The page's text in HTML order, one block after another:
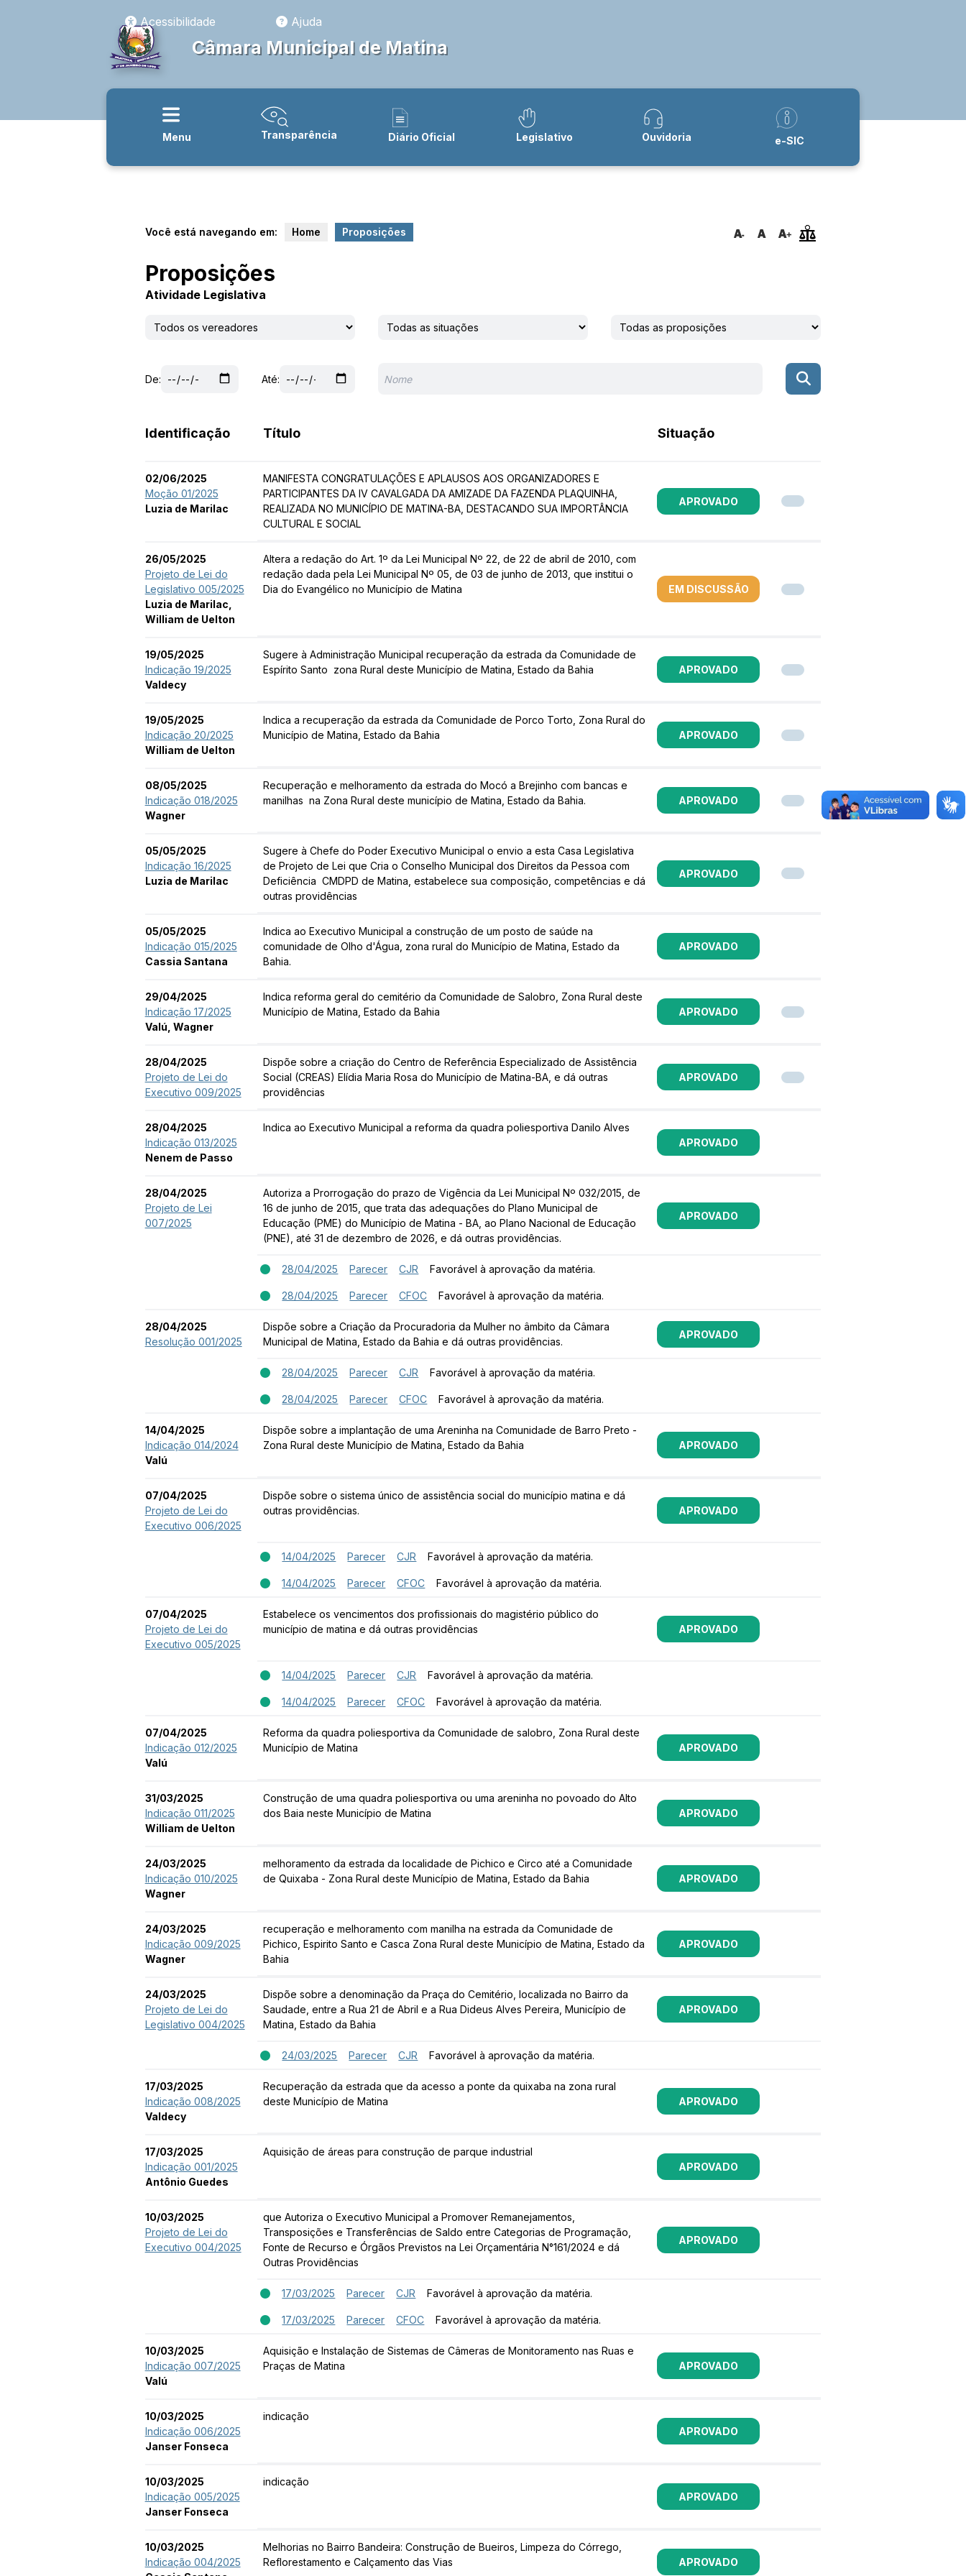
Acessibilidade Ajuda
Câmara Municipal de Matina
Menu Transparência Diário Oficial Legislativo Ouvidoria e-SIC
Você está navegando em: Home Proposições
Proposições
Atividade Legislativa
De: Até:
Identificação Título Situação
02/06/2025
Moção 01/2025
Luzia de Marilac
MANIFESTA CONGRATULAÇÕES E APLAUSOS AOS ORGANIZADORES E
PARTICIPANTES DA IV CAVALGADA DA AMIZADE DA FAZENDA PLAQUINHA,
REALIZADA NO MUNICÍPIO DE MATINA-BA, DESTACANDO SUA IMPORTÂNCIA
CULTURAL E SOCIAL
APROVADO
26/05/2025
Projeto de Lei do
Legislativo 005/2025
Luzia de Marilac,
William de Uelton
Altera a redação do Art. 1º da Lei Municipal Nº 22, de 22 de abril de 2010, com
redação dada pela Lei Municipal Nº 05, de 03 de junho de 2013, que institui o
Dia do Evangélico no Município de Matina
EM DISCUSSÃO
19/05/2025
Indicação 19/2025
Valdecy
Sugere à Administração Municipal recuperação da estrada da Comunidade de
Espírito Santo  zona Rural deste Município de Matina, Estado da Bahia
APROVADO
19/05/2025
Indicação 20/2025
William de Uelton
Indica a recuperação da estrada da Comunidade de Porco Torto, Zona Rural do
Município de Matina, Estado da Bahia
APROVADO
08/05/2025
Indicação 018/2025
Wagner
Recuperação e melhoramento da estrada do Mocó a Brejinho com bancas e
manilhas  na Zona Rural deste município de Matina, Estado da Bahia.
APROVADO
05/05/2025
Indicação 16/2025
Luzia de Marilac
Sugere à Chefe do Poder Executivo Municipal o envio a esta Casa Legislativa
de Projeto de Lei que Cria o Conselho Municipal dos Direitos da Pessoa com
Deficiência  CMDPD de Matina, estabelece sua composição, competências e dá
outras providências
APROVADO
05/05/2025
Indicação 015/2025
Cassia Santana
Indica ao Executivo Municipal a construção de um posto de saúde na
comunidade de Olho d'Água, zona rural do Município de Matina, Estado da
Bahia.
APROVADO
29/04/2025
Indicação 17/2025
Valú, Wagner
Indica reforma geral do cemitério da Comunidade de Salobro, Zona Rural deste
Município de Matina, Estado da Bahia
APROVADO
28/04/2025
Projeto de Lei do
Executivo 009/2025
Dispõe sobre a criação do Centro de Referência Especializado de Assistência
Social (CREAS) Elídia Maria Rosa do Município de Matina-BA, e dá outras
providências
APROVADO
28/04/2025
Indicação 013/2025
Nenem de Passo
Indica ao Executivo Municipal a reforma da quadra poliesportiva Danilo Alves
APROVADO
28/04/2025
Projeto de Lei
007/2025
Autoriza a Prorrogação do prazo de Vigência da Lei Municipal Nº 032/2015, de
16 de junho de 2015, que trata das adequações do Plano Municipal de
Educação (PME) do Município de Matina - BA, ao Plano Nacional de Educação
(PNE), até 31 de dezembro de 2026, e dá outras providências.
APROVADO
28/04/2025 Parecer CJR Favorável à aprovação da matéria.
28/04/2025 Parecer CFOC Favorável à aprovação da matéria.
28/04/2025
Resolução 001/2025
Dispõe sobre a Criação da Procuradoria da Mulher no âmbito da Câmara
Municipal de Matina, Estado da Bahia e dá outras providências.
APROVADO
28/04/2025 Parecer CJR Favorável à aprovação da matéria.
28/04/2025 Parecer CFOC Favorável à aprovação da matéria.
14/04/2025
Indicação 014/2024
Valú
Dispõe sobre a implantação de uma Areninha na Comunidade de Barro Preto -
Zona Rural deste Município de Matina, Estado da Bahia
APROVADO
07/04/2025
Projeto de Lei do
Executivo 006/2025
Dispõe sobre o sistema único de assistência social do município matina e dá
outras providências.
APROVADO
14/04/2025 Parecer CJR Favorável à aprovação da matéria.
14/04/2025 Parecer CFOC Favorável à aprovação da matéria.
07/04/2025
Projeto de Lei do
Executivo 005/2025
Estabelece os vencimentos dos profissionais do magistério público do
município de matina e dá outras providências
APROVADO
14/04/2025 Parecer CJR Favorável à aprovação da matéria.
14/04/2025 Parecer CFOC Favorável à aprovação da matéria.
07/04/2025
Indicação 012/2025
Valú
Reforma da quadra poliesportiva da Comunidade de salobro, Zona Rural deste
Município de Matina
APROVADO
31/03/2025
Indicação 011/2025
William de Uelton
Construção de uma quadra poliesportiva ou uma areninha no povoado do Alto
dos Baia neste Município de Matina
APROVADO
24/03/2025
Indicação 010/2025
Wagner
melhoramento da estrada da localidade de Pichico e Circo até a Comunidade
de Quixaba - Zona Rural deste Município de Matina, Estado da Bahia
APROVADO
24/03/2025
Indicação 009/2025
Wagner
recuperação e melhoramento com manilha na estrada da Comunidade de
Pichico, Espirito Santo e Casca Zona Rural deste Município de Matina, Estado da
Bahia
APROVADO
24/03/2025
Projeto de Lei do
Legislativo 004/2025
Dispõe sobre a denominação da Praça do Cemitério, localizada no Bairro da
Saudade, entre a Rua 21 de Abril e a Rua Dideus Alves Pereira, Município de
Matina, Estado da Bahia
APROVADO
24/03/2025 Parecer CJR Favorável à aprovação da matéria.
17/03/2025
Indicação 008/2025
Valdecy
Recuperação da estrada que da acesso a ponte da quixaba na zona rural
deste Município de Matina
APROVADO
17/03/2025
Indicação 001/2025
Antônio Guedes
Aquisição de áreas para construção de parque industrial
APROVADO
10/03/2025
Projeto de Lei do
Executivo 004/2025
que Autoriza o Executivo Municipal a Promover Remanejamentos,
Transposições e Transferências de Saldo entre Categorias de Programação,
Fonte de Recurso e Órgãos Previstos na Lei Orçamentária N°161/2024 e dá
Outras Providências
APROVADO
17/03/2025 Parecer CJR Favorável à aprovação da matéria.
17/03/2025 Parecer CFOC Favorável à aprovação da matéria.
10/03/2025
Indicação 007/2025
Valú
Aquisição e Instalação de Sistemas de Câmeras de Monitoramento nas Ruas e
Praças de Matina
APROVADO
10/03/2025
Indicação 006/2025
Janser Fonseca
indicação
APROVADO
10/03/2025
Indicação 005/2025
Janser Fonseca
indicação
APROVADO
10/03/2025
Indicação 004/2025
Melhorias no Bairro Bandeira: Construção de Bueiros, Limpeza do Córrego,
Reflorestamento e Calçamento das Vias
APROVADO